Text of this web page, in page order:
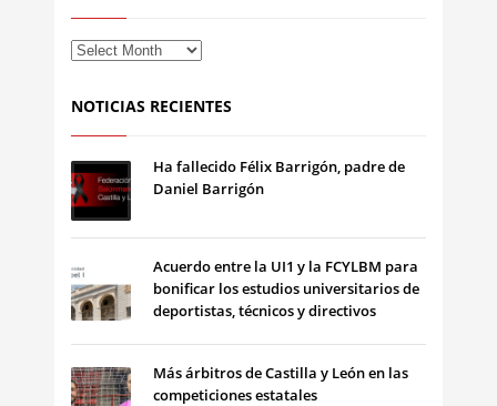
NOTICIAS RECIENTES
Ha fallecido Félix Barrigón, padre de
Daniel Barrigón
Acuerdo entre la UI1 y la FCYLBM para
bonificar los estudios universitarios de
deportistas, técnicos y directivos
Más árbitros de Castilla y León en las
competiciones estatales